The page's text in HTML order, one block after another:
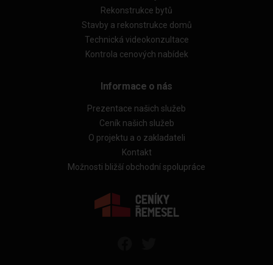
Rekonstrukce bytů
Stavby a rekonstrukce domů
Technická videokonzultace
Kontrola cenových nabídek
Informace o nás
Prezentace našich služeb
Ceník našich služeb
O projektu a o zakladateli
Kontakt
Možnosti bližší obchodní spolupráce